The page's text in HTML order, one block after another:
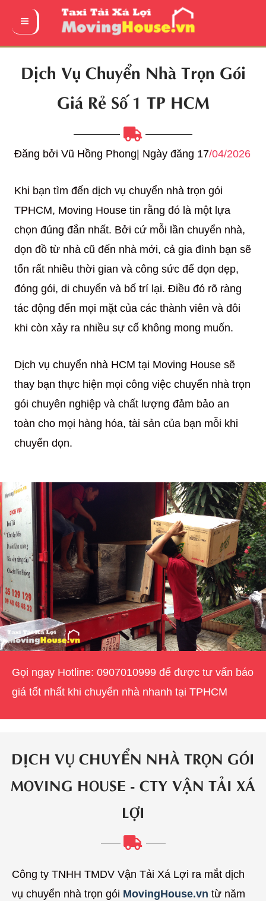
nội
dung
Main
Menu
Dịch Vụ Chuyển Nhà Trọn Gói
Giá Rẻ Số 1 TP HCM
Đăng bởi Vũ Hồng Phong| Ngày đăng 17/04/2026
Khi bạn tìm đến dịch vụ chuyển nhà trọn gói
TPHCM, Moving House tin rằng đó là một lựa
chọn đúng đắn nhất. Bởi cứ mỗi lần chuyển nhà,
dọn đồ từ nhà cũ đến nhà mới, cả gia đình bạn sẽ
tốn rất nhiều thời gian và công sức để dọn dẹp,
đóng gói, di chuyển và bố trí lại. Điều đó rõ ràng
tác động đến mọi mặt của các thành viên và đôi
khi còn xảy ra nhiều sự cố không mong muốn.
Dịch vụ chuyển nhà HCM tại Moving House sẽ
thay bạn thực hiện mọi công việc chuyển nhà trọn
gói chuyên nghiệp và chất lượng đảm bảo an
toàn cho mọi hàng hóa, tài sản của bạn mỗi khi
chuyển dọn.
Gọi ngay Hotline: 0907010999 để được tư vấn báo
giá tốt nhất khi chuyển nhà nhanh tại TPHCM
DỊCH VỤ CHUYỂN NHÀ TRỌN GÓI
MOVING HOUSE - CTY VẬN TẢI XÁ
LỢI
Công ty TNHH TMDV Vận Tải Xá Lợi ra mắt dịch
vụ chuyển nhà trọn gói MovingHouse.vn từ năm